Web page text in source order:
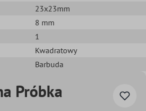
23x23mm
8 mm
1
Kwadratowy
Barbuda
Próbka